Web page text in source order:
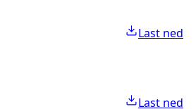
Last ned
Last ned